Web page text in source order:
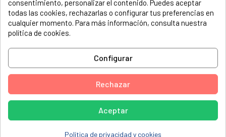
CERRADURA PARA PUERTA DE LAVAVAJILLAS VESTEL
AIRLUX, ADI422
AIRLUX, ADI925
AIRLUX, ADI925T
AIRLUX, ADS925XX
consentimiento, personalizar el contenido. Puedes aceptar
todas las cookies, rechazarlas o configurar tus preferencias en
cualquier momento. Para más información, consulta nuestra
política de cookies.
Configurar
Rechazar
Aceptar
Política de privacidad y cookies